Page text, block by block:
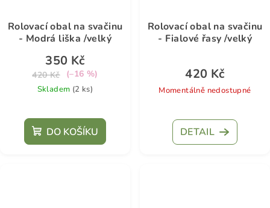
Rolovací obal na svačinu
- Modrá liška /velký
350 Kč
420 Kč (–16 %)
Skladem (2 ks)
DO KOŠÍKU
Rolovací obal na svačinu
- Fialové řasy /velký
420 Kč
Momentálně nedostupné
DETAIL